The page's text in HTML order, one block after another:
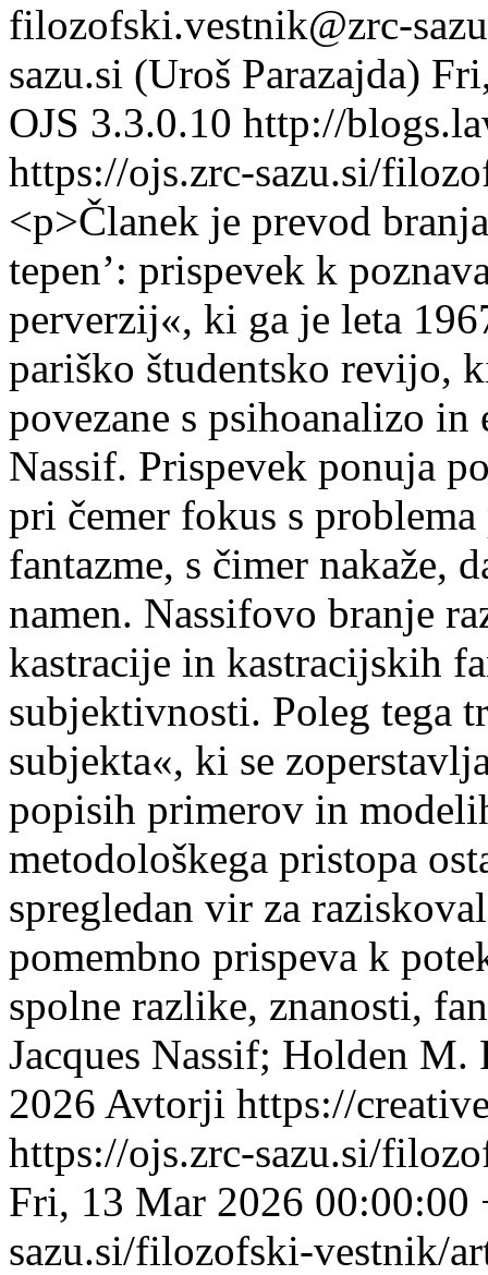
filozofski.vestnik@zrc-
sazu.si (Uroš Parazajda)
OJS 3.3.0.10 http://
https://ojs.zrc-sazu.si/
<p>Članek je prevod
tepen’: prispevek k
perverzij«, ki ga je leta
pariško študentsko revijo,
povezane s psihoanalizo
Nassif. Prispevek ponuja
pri čemer fokus s
fantazme, s čimer nakaže,
namen. Nassifovo branje
kastracije in kastracijskih
subjektivnosti. Poleg tega
subjekta«, ki se
popisih primerov in
metodološkega pristopa
spregledan vir za
pomembno prispeva k
spolne razlike, znanosti,
Jacques Nassif; Holden M.
2026 Avtorji https://
https://ojs.zrc-sazu.si/
Fri, 13 Mar 2026 00:00:00
sazu.si/filozofski-vestnik/